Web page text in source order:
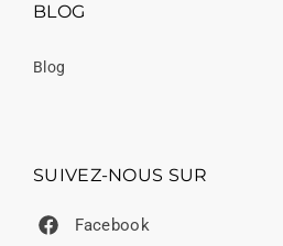
BLOG
Blog
SUIVEZ-NOUS SUR
Facebook